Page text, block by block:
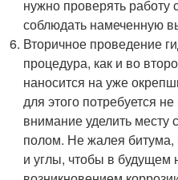
нужно проверять
соблюдать намеченную
Вторичное проведение
процедура, как и во
наносится на уже
для этого потребуется
внимание уделить месту
полом. Не жалея битума,
и углы, чтобы в будущем